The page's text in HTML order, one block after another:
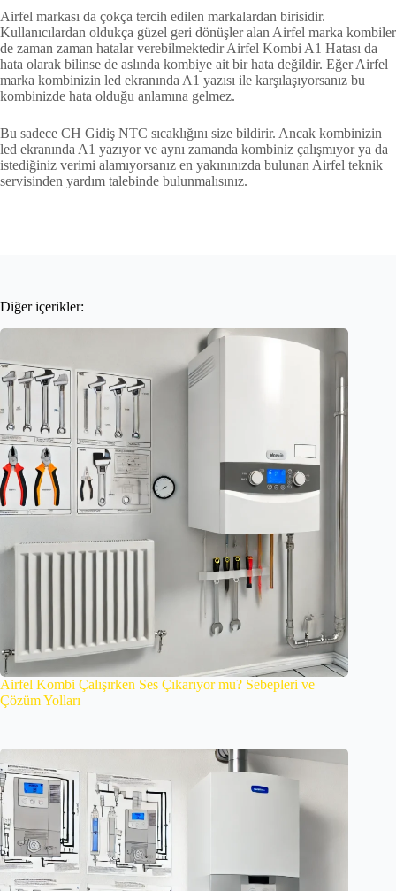
Airfel markası da çokça tercih edilen markalardan birisidir.
Kullanıcılardan oldukça güzel geri dönüşler alan Airfel marka kombiler
de zaman zaman hatalar verebilmektedir Airfel Kombi A1 Hatası da
hata olarak bilinse de aslında kombiye ait bir hata değildir. Eğer Airfel
marka kombinizin led ekranında A1 yazısı ile karşılaşıyorsanız bu
kombinizde hata olduğu anlamına gelmez.
Bu sadece CH Gidiş NTC sıcaklığını size bildirir. Ancak kombinizin
led ekranında A1 yazıyor ve aynı zamanda kombiniz çalışmıyor ya da
istediğiniz verimi alamıyorsanız en yakınınızda bulunan Airfel teknik
servisinden yardım talebinde bulunmalısınız.
Diğer içerikler:
Airfel Kombi Çalışırken Ses Çıkarıyor mu? Sebepleri ve
Çözüm Yolları